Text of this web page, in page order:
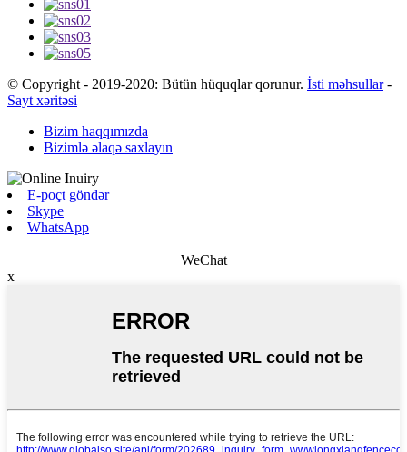
© Copyright - 2019-2020: Bütün hüquqlar qorunur. İsti məhsullar-
Sayt xəritəsi
Bizim haqqımızda
Bizimlə əlaqə saxlayın
E-poçt göndər
Skype
WhatsApp
WeChat
x